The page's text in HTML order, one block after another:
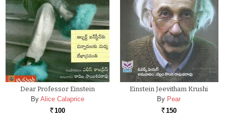
Dear Professor Einstein
By Alice Calaprice
Rs. 100
Einstein Jeevitham Krushi
By Pear
Rs. 150